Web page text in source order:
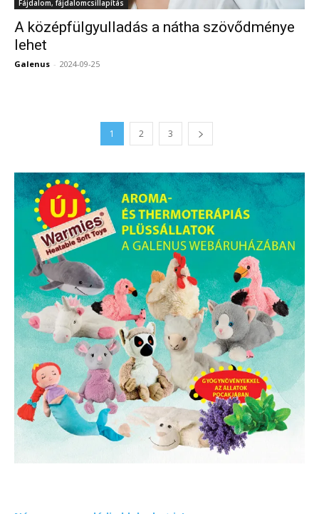
Fájdalom, fájdalomcsillapítás
A középfülgyulladás a nátha szövődménye
lehet
Galenus - 2024-09-25
1 2 3